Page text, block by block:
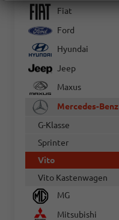
Fiat
Ford
Hyundai
Jeep
Maxus
Mercedes-Benz
G-Klasse
Sprinter
Vito
Vito Kastenwagen
MG
Mitsubishi